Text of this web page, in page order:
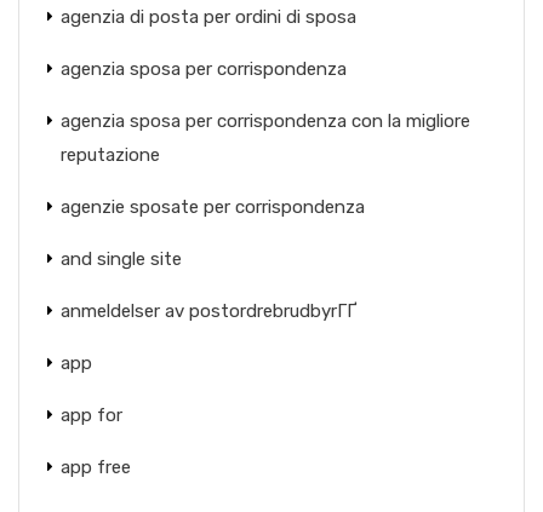
agenzia di posta per ordini di sposa
agenzia sposa per corrispondenza
agenzia sposa per corrispondenza con la migliore
reputazione
agenzie sposate per corrispondenza
and single site
anmeldelser av postordrebrudbyrГҐ
app
app for
app free